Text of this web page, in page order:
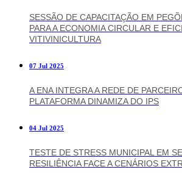
SESSÃO DE CAPACITAÇÃO EM
PARA A ECONOMIA CIRCULAR E
VITIVINICULTURA
07 Jul 2025
A ENA INTEGRA A REDE DE
PLATAFORMA DINAMIZA DO IPS
04 Jul 2025
TESTE DE STRESS MUNICIPAL EM
RESILIÊNCIA FACE A CENÁRIOS